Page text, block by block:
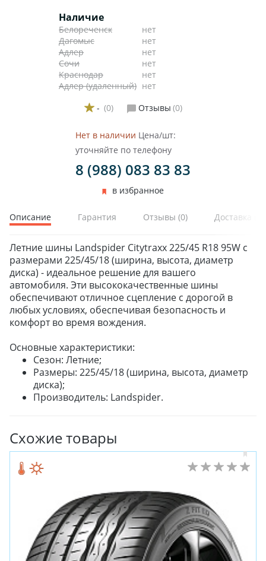
Наличие
Белореченск
нет
Дагомыс
нет
Адлер
нет
Сочи
нет
Краснодар
нет
Адлер (удаленный) нет
- (0) Отзывы (0)
Нет в наличии Цена/шт:
уточняйте по телефону
8 (988) 083 83 83
в избранное
Описание Гарантия Отзывы (0) Доставка и
Летние шины Landspider Citytraxx 225/45 R18 95W с
размерами 225/45/18 (ширина, высота, диаметр
диска) - идеальное решение для вашего
автомобиля. Эти высококачественные шины
обеспечивают отличное сцепление с дорогой в
любых условиях, обеспечивая безопасность и
комфорт во время вождения.
Основные характеристики:
Сезон: Летние;
Размеры: 225/45/18 (ширина, высота, диаметр
диска);
Производитель: Landspider.
Схожие товары